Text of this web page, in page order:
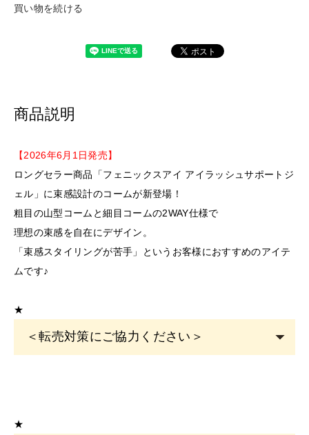
買い物を続ける
商品説明
【2026年6月1日発売】
ロングセラー商品「フェニックスアイ アイラッシュサポートジ
ェル」に束感設計のコームが新登場！
粗目の山型コームと細目コームの2WAY仕様で
理想の束感を自在にデザイン。
「束感スタイリングが苦手」というお客様におすすめのアイテ
ムです♪
★
＜転売対策にご協力ください＞
★